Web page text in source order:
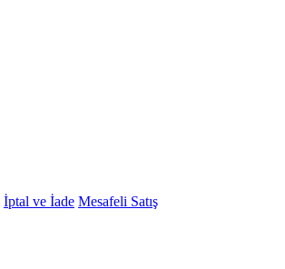
İptal ve İade Mesafeli Satış